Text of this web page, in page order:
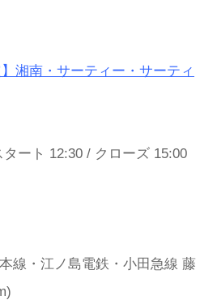
湘南・サーティー・サーティ
ート 12:30 / クローズ 15:00
線・江ノ島電鉄・小田急線 藤